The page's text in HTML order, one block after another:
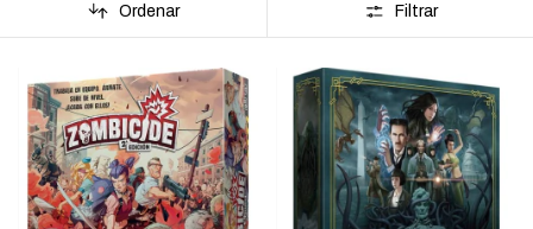
Ordenar Filtrar